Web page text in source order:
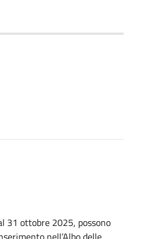
31 ottobre 2025, possono